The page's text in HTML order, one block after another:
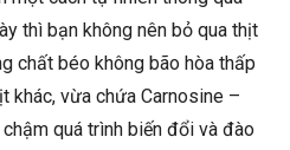
thì bạn không nên bỏ qua thịt
chất béo không bão hòa thấp
khác, vừa chứa Carnosine –
quá trình biến đổi và đào